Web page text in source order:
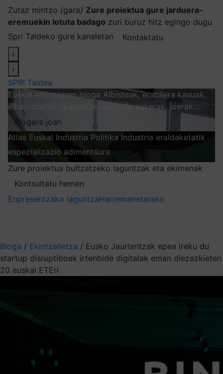
Zutaz mintzo (gara) Zure proiektua gure jarduera-
eremuekin lotuta badago zuri buruz hitz egingo dugu
Spri Taldeko gure kanaletan
Kontaktatu
‹
›
SPRI Taldea
Euskal enpresaren bloga Albisteak, erabilera kasuak,
elkarrizketak, laguntzak, negozio aukerak, joerak…
Blogera joan
Atlas Euskal Industria Politika Industria eraldaketatik
espezializazio adimentsura
Zure proiektua bultzatzeko laguntzak eta ekimenak
Kontsultatu hemen
Enpresentzako laguntzaHarremanetarako
Bloga / Ekintzailetza / Eusko Jaurlaritzak epea ireku du
startup disruptiboek irtenbide digitalak eman diezazkieten
20 euskal ETEri